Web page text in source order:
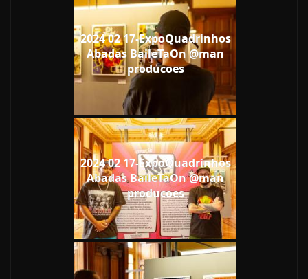
2024 02 17-ExpoQuadrinhos
Abadas BaileTaOn @man
producoes
2024 02 17-ExpoQuadrinhos
Abadas BaileTaOn @man
producoes